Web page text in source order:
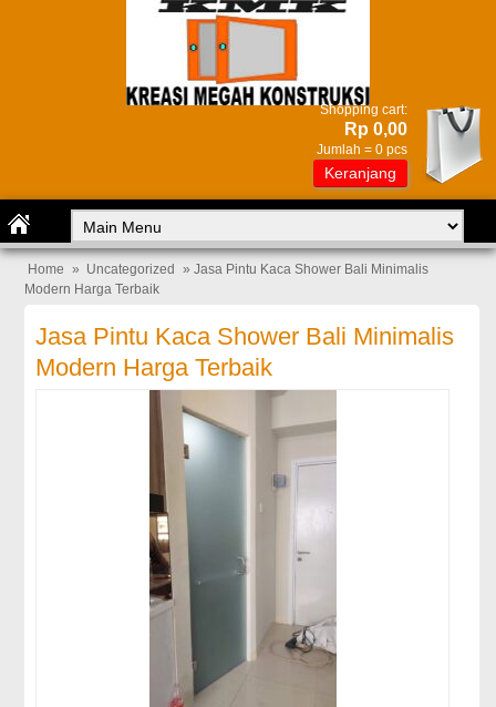
Shopping cart:
Rp 0,00
Jumlah = 0 pcs
Keranjang
Home » Uncategorized
» Jasa Pintu Kaca Shower Bali Minimalis
Modern Harga Terbaik
Jasa Pintu Kaca Shower Bali Minimalis
Modern Harga Terbaik